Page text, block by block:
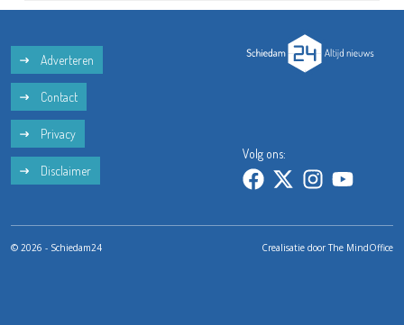
Adverteren
Contact
Privacy
Disclaimer
Volg ons:
© 2026 - Schiedam24 Crealisatie doorThe MindOffice